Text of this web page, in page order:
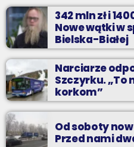
342 mln zł i
Nowe wątki w
Bielska-Białej
Narciarze
Szczyrku. „To
korkom”
Od soboty
Przed nami